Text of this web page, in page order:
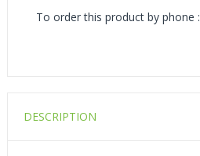
To order this product by phone :
DESCRIPTION